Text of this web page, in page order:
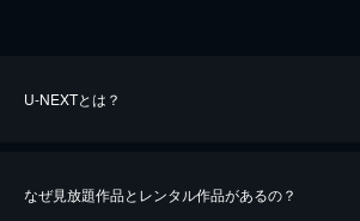
U-NEXTとは？
なぜ見放題作品とレンタル作品があるの？